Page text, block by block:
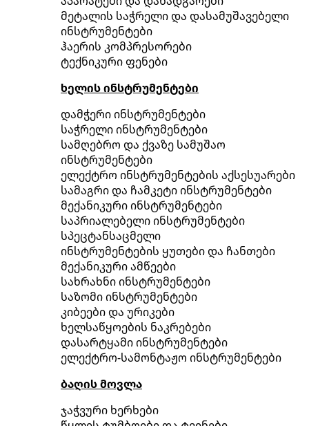
მეტალის საჭრელი და დასამუშავებელი
ინსტრუმენტები
ჰაერის კომპრესორები
ტექნიკური ფენები
ხელის ინსტრუმენტები
დამჭერი ინსტრუმენტები
საჭრელი ინსტრუმენტები
სამღებრო და ქვაზე სამუშაო
ინსტრუმენტები
ელექტრო ინსტრუმენტების აქსესუარები
სამაგრი და ჩამკეტი ინსტრუმენტები
მექანიკური ინსტრუმენტები
საპრიალებელი ინსტრუმენტები
სპეცტანსაცმელი
ინსტრუმენტების ყუთები და ჩანთები
მექანიკური ამწეები
სახრახნი ინსტრუმენტები
საზომი ინსტრუმენტები
კიბეები და ურიკები
ხელსაწყოების ნაკრებები
დასარტყამი ინსტრუმენტები
ელექტრო-სამონტაჟო ინსტრუმენტები
ბაღის მოვლა
ჯაჭვური ხერხები